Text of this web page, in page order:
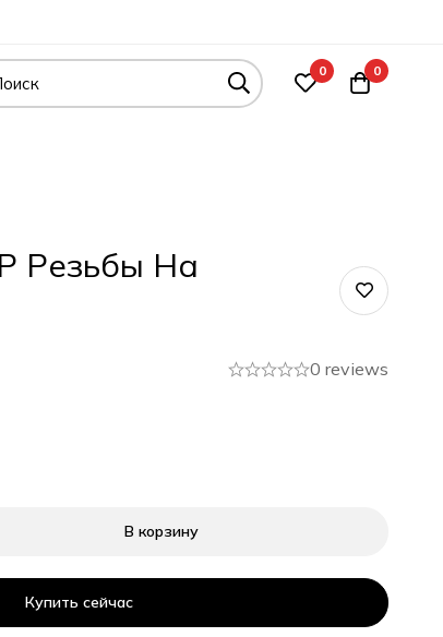
0 0
Резьбы На
0 reviews
В корзину
Купить сейчас